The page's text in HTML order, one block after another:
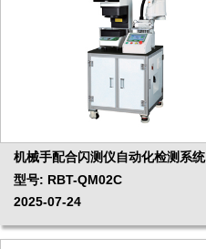
机械手配合闪测仪自动化检测系统
型号: RBT-QM02C
2025-07-24